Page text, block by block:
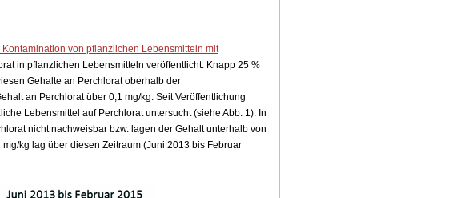
Kontamination von pflanzlichen Lebensmitteln mit
in pflanzlichen Lebensmitteln veröffentlicht. Knapp 25 %
Gehalte an Perchlorat oberhalb der
an Perchlorat über 0,1 mg/kg. Seit Veröffentlichung
Lebensmittel auf Perchlorat untersucht (siehe Abb. 1). In
nicht nachweisbar bzw. lagen der Gehalt unterhalb von
kg lag über diesen Zeitraum (Juni 2013 bis Februar